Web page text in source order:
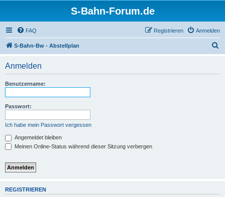
S-Bahn-Forum.de
FAQ Anmelden
Registrieren
S-Bahn-Bw - Abstellplan
Anmelden
Benutzername:
Passwort:
Ich habe mein Passwort vergessen
Angemeldet bleiben
Meinen Online-Status während dieser Sitzung verbergen
REGISTRIEREN